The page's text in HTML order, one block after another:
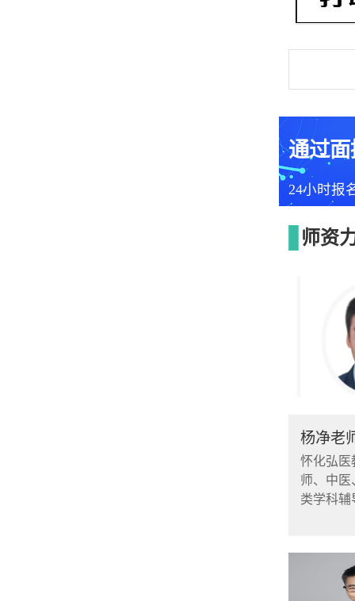
通过
24小时报
师资
杨净老
怀化弘医
师、中医
类学科辅